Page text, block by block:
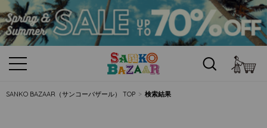
SANKO BAZAAR（サンコーバザール） TOP 検索結果